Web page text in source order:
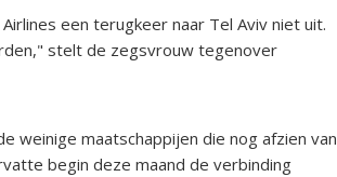
een terugkeer naar Tel Aviv niet uit.
stelt de zegsvrouw tegenover
weinige maatschappijen die nog afzien van
begin deze maand de verbinding